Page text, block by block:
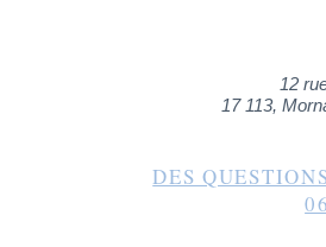
12
17 113,
DES